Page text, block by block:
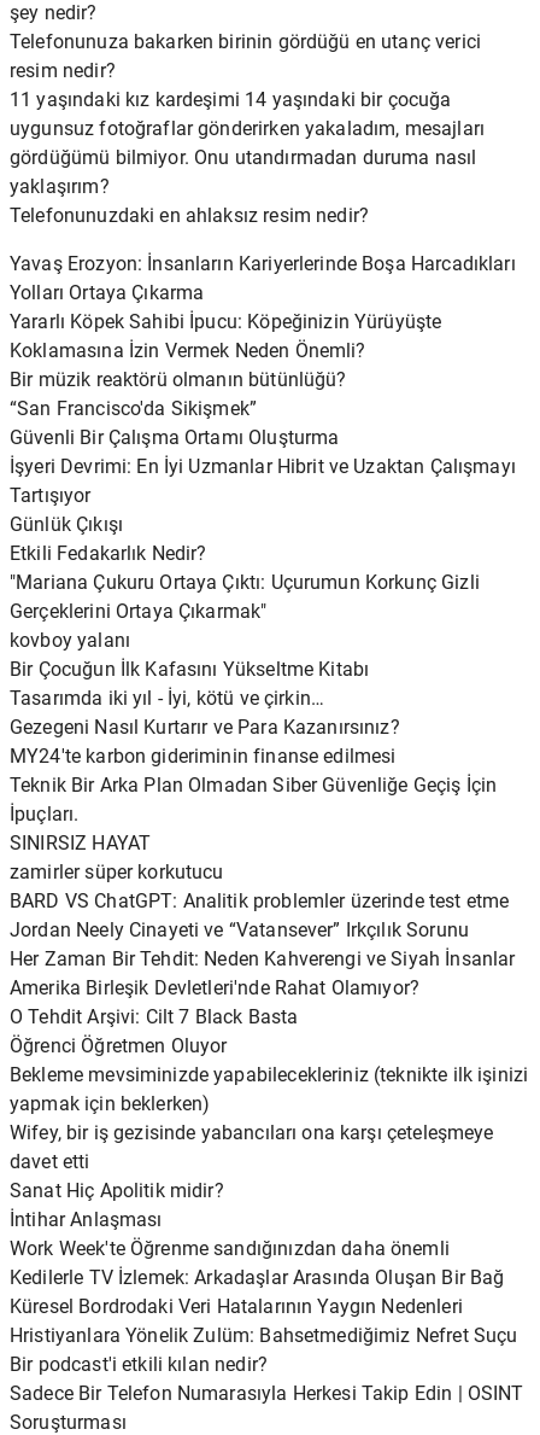
şey nedir?
Telefonunuza bakarken birinin gördüğü en utanç verici
resim nedir?
11 yaşındaki kız kardeşimi 14 yaşındaki bir çocuğa
uygunsuz fotoğraflar gönderirken yakaladım, mesajları
gördüğümü bilmiyor. Onu utandırmadan duruma nasıl
yaklaşırım?
Telefonunuzdaki en ahlaksız resim nedir?
Yavaş Erozyon: İnsanların Kariyerlerinde Boşa Harcadıkları
Yolları Ortaya Çıkarma
Yararlı Köpek Sahibi İpucu: Köpeğinizin Yürüyüşte
Koklamasına İzin Vermek Neden Önemli?
Bir müzik reaktörü olmanın bütünlüğü?
“San Francisco'da Sikişmek”
Güvenli Bir Çalışma Ortamı Oluşturma
İşyeri Devrimi: En İyi Uzmanlar Hibrit ve Uzaktan Çalışmayı
Tartışıyor
Günlük Çıkışı
Etkili Fedakarlık Nedir?
"Mariana Çukuru Ortaya Çıktı: Uçurumun Korkunç Gizli
Gerçeklerini Ortaya Çıkarmak"
kovboy yalanı
Bir Çocuğun İlk Kafasını Yükseltme Kitabı
Tasarımda iki yıl - İyi, kötü ve çirkin…
Gezegeni Nasıl Kurtarır ve Para Kazanırsınız?
MY24'te karbon gideriminin finanse edilmesi
Teknik Bir Arka Plan Olmadan Siber Güvenliğe Geçiş İçin
İpuçları.
SINIRSIZ HAYAT
zamirler süper korkutucu
BARD VS ChatGPT: Analitik problemler üzerinde test etme
Jordan Neely Cinayeti ve “Vatansever” Irkçılık Sorunu
Her Zaman Bir Tehdit: Neden Kahverengi ve Siyah İnsanlar
Amerika Birleşik Devletleri'nde Rahat Olamıyor?
O Tehdit Arşivi: Cilt 7 Black Basta
Öğrenci Öğretmen Oluyor
Bekleme mevsiminizde yapabilecekleriniz (teknikte ilk işinizi
yapmak için beklerken)
Wifey, bir iş gezisinde yabancıları ona karşı çeteleşmeye
davet etti
Sanat Hiç Apolitik midir?
İntihar Anlaşması
Work Week'te Öğrenme sandığınızdan daha önemli
Kedilerle TV İzlemek: Arkadaşlar Arasında Oluşan Bir Bağ
Küresel Bordrodaki Veri Hatalarının Yaygın Nedenleri
Hristiyanlara Yönelik Zulüm: Bahsetmediğimiz Nefret Suçu
Bir podcast'i etkili kılan nedir?
Sadece Bir Telefon Numarasıyla Herkesi Takip Edin | OSINT
Soruşturması